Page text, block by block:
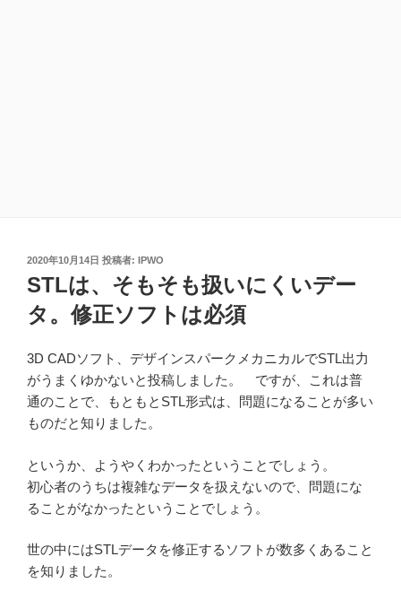
投
稿
日:
2020年10月14日 投稿者: IPWO
STLは、そもそも扱いにくいデー
タ。修正ソフトは必須
3D CADソフト、デザインスパークメカニカルでSTL出力
がうまくゆかないと投稿しました。 ですが、これは普
通のことで、もともとSTL形式は、問題になることが多い
ものだと知りました。
というか、ようやくわかったということでしょう。
初心者のうちは複雑なデータを扱えないので、問題にな
ることがなかったということでしょう。
世の中にはSTLデータを修正するソフトが数多くあること
を知りました。